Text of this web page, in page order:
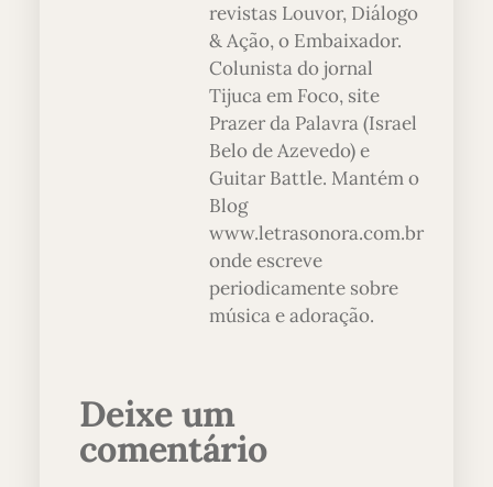
revistas Louvor, Diálogo
& Ação, o Embaixador.
Colunista do jornal
Tijuca em Foco, site
Prazer da Palavra (Israel
Belo de Azevedo) e
Guitar Battle. Mantém o
Blog
www.letrasonora.com.br
onde escreve
periodicamente sobre
música e adoração.
Deixe um
comentário